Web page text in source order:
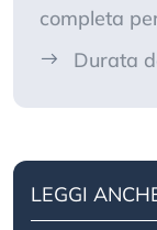
completa
Durata
LEGGI